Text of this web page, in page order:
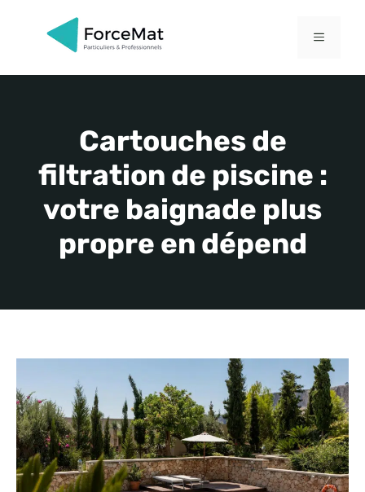
MENU
Cartouches de
filtration de piscine :
votre baignade plus
propre en dépend